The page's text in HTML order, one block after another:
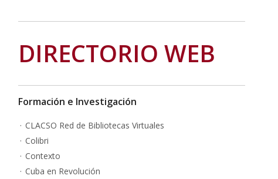
DIRECTORIO WEB
Formación e Investigación
CLACSO Red de Bibliotecas Virtuales
Colibri
Contexto
Cuba en Revolución